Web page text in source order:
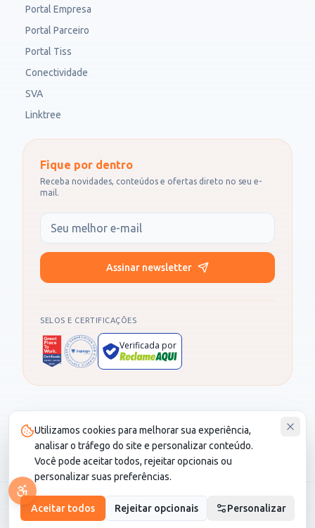
Portal Empresa
Portal Parceiro
Portal Tiss
Conectividade
SVA
Linktree
Fique por dentro
Receba novidades, conteúdos e ofertas direto no seu e-
mail.
Assinar newsletter
SELOS E CERTIFICAÇÕES
Verificada por
30.987.115/0001-82. CS Saúde é um cartão de desconto e não é um
plano de saúde.
© 2026 CS Saúde. Todos os direitos reservados.
LGPD•Termo de Seguro
Utilizamos cookies para melhorar sua experiência,
analisar o tráfego do site e personalizar conteúdo.
Você pode aceitar todos, rejeitar opcionais ou
personalizar suas preferências.
Aceitar todos Rejeitar opcionais Personalizar